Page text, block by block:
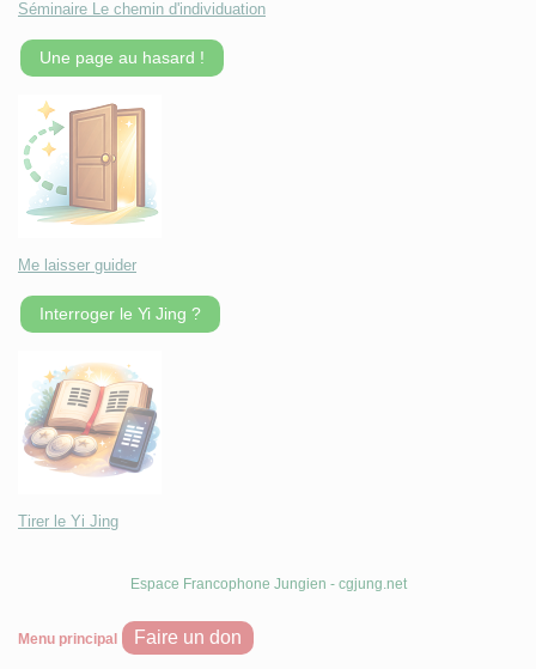
Séminaire Le chemin d'individuation
Une page au hasard !
Me laisser guider
Interroger le Yi Jing ?
Tirer le Yi Jing
Espace Francophone Jungien - cgjung.net
Menu principal Faire un don